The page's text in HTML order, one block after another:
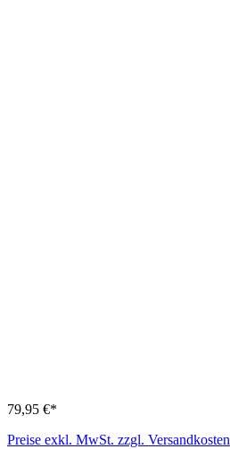
79,95 €*
Preise exkl. MwSt. zzgl. Versandkosten